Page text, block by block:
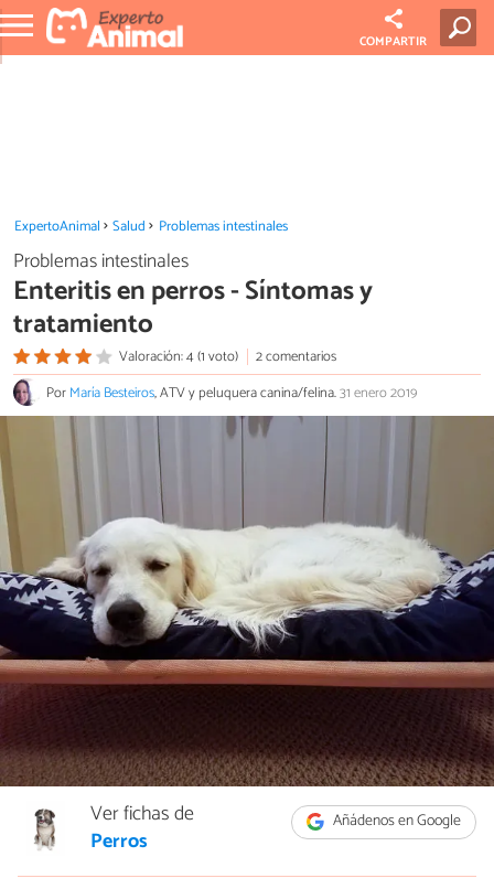
COMPARTIR
ExpertoAnimal Salud Problemas intestinales
Problemas intestinales
Enteritis en perros - Síntomas y
tratamiento
Valoración: 4 (1 voto)
2 comentarios
PorMaría Besteiros, ATV y peluquera canina/felina.31 enero 2019
Añádenos en Google
Ver fichas de
Perros